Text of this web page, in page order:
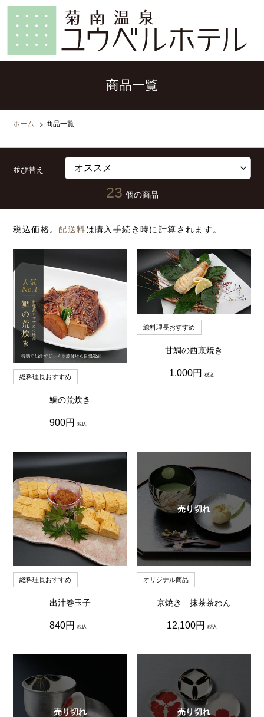
コ
ス
る
商品一覧
ホーム 商品一覧
並び替え
23 個の商品
税込価格。配送料は購入手続き時に計算されます。
総料理長おすすめ
鯛の荒炊き
通
常
900円 税込
総料理長おすすめ
甘鯛の西京焼き
通
常
1,000円税込
総料理長おすすめ
出汁巻玉子
通
常
840円 税込
売り切れ
オリジナル商品
京焼き 抹茶茶わん
通
常
12,100円 税込
売り切れ 売り切れ